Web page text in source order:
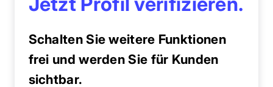
Schalten Sie weitere Funktionen
frei und werden Sie für Kunden
sichtbar.